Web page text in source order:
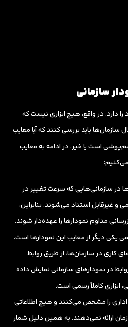
سازمانی
را دارد. در واقع، هیچ ابزاری نیست که
سازمان‌ها باید بررسی کنند که آیا معایب
است یا خیر. در ادامه به معایب
می‌کنیم:
در سازمانی‌هایی که سرعت تغییر در
و غیرقابل استناد می‌شوند. بنابراین،
مداوم نمودارها را عهده‌دار شوند.
یکی دیگر از معایب این نمودارها است.
کاری در سازمان‌ها، از طریق روابط
در نمودارهای سازمانی نمایش داده
ابزاری کاملاً رسمی است.
اداری را مشخص می‌کنند و هیچ اطلاعاتی
ارائه نمی‌دهند. به همین دلیل شمار